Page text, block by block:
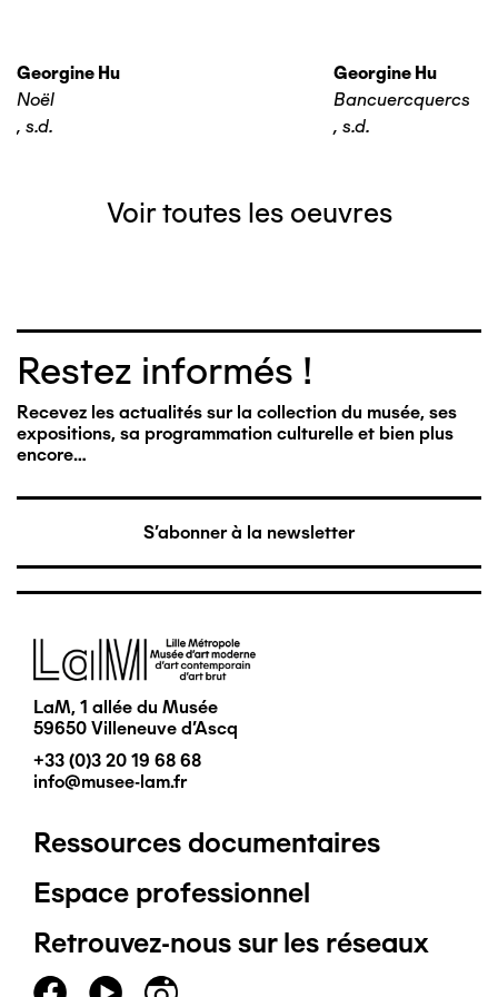
Georgine Hu
Noël
, s.d.
Georgine Hu
Bancuercquercs
, s.d.
Voir toutes les oeuvres
Restez informés !
Recevez les actualités sur la collection du musée, ses
expositions, sa programmation culturelle et bien plus
encore…
S'abonner à la newsletter
Image
LaM, 1 allée du Musée
59650 Villeneuve d'Ascq
+33 (0)3 20 19 68 68
info@musee-lam.fr
Pied
de
page
Ressources documentaires
Espace professionnel
Retrouvez-nous sur les réseaux